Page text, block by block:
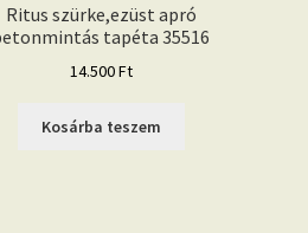
Ritus szürke,ezüst apró
tapéta 35516
14.500Ft
Kosárba teszem